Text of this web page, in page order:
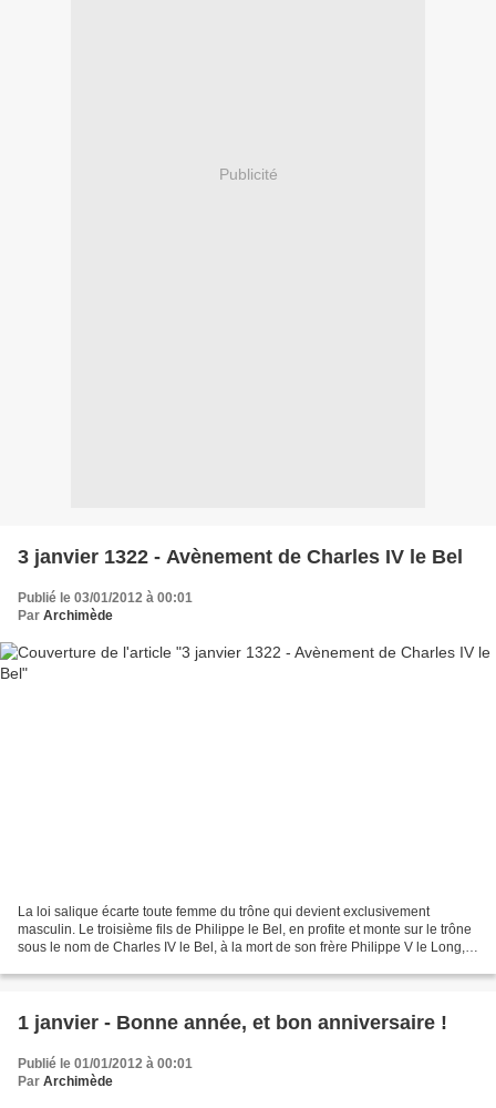
Publicité
3 janvier 1322 - Avènement de Charles IV le Bel
Publié le 03/01/2012 à 00:01
Par Archimède
La loi salique écarte toute femme du trône qui devient exclusivement
masculin. Le troisième fils de Philippe le Bel, en profite et monte sur le trône
sous le nom de Charles IV le Bel, à la mort de son frère Philippe V le Long,
1 janvier - Bonne année, et bon anniversaire !
Publié le 01/01/2012 à 00:01
Par Archimède